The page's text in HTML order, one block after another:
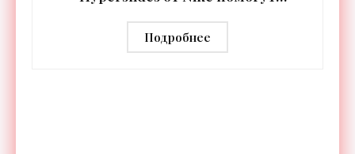
тренировки - «Гаджеты»
Подробнее